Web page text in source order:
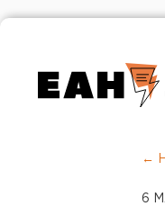
←
6